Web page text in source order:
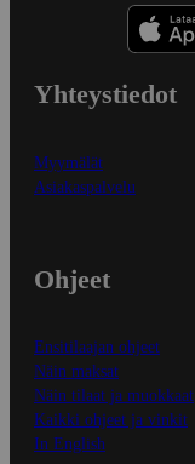
Yhteystiedot
Myymälät
Asiakaspalvelu
Ohjeet
Ensitilaajan ohjeet
Näin maksat
Näin tilaat ja muokkaat
Kaikki ohjeet ja vinkit
In English